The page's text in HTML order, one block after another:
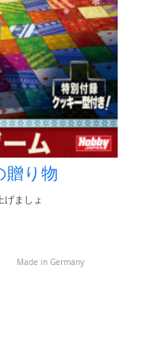
贈り物
げましょ
Made in Germany